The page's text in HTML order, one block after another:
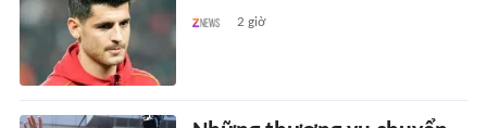
2 giờ